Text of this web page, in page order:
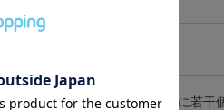
その他仕様
※サイズに若干